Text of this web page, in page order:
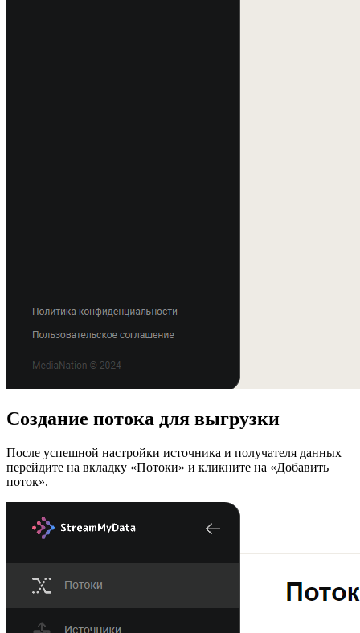
Создание потока для выгрузки
После успешной настройки источника и получателя данных
перейдите на вкладку «Потоки» и кликните на «Добавить
поток».